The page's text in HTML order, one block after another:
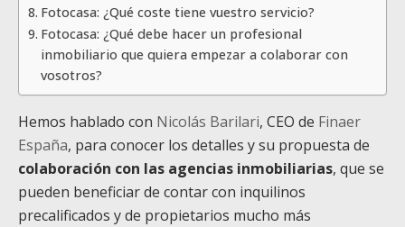
Fotocasa: ¿Qué coste tiene vuestro servicio?
Fotocasa: ¿Qué debe hacer un profesional
inmobiliario que quiera empezar a colaborar con
vosotros?
Hemos hablado con Nicolás Barilari, CEO de Finaer
España, para conocer los detalles y su propuesta de
colaboración con las agencias inmobiliarias, que se
pueden beneficiar de contar con inquilinos
precalificados y de propietarios mucho más